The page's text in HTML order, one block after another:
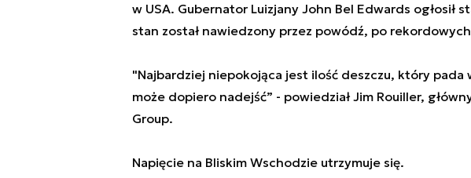
w USA. Gubernator Luizjany John Bel Edwards ogłosił
stan został nawiedzony przez powódź, po
"Najbardziej niepokojąca jest ilość deszczu, który pada
może dopiero nadejść” - powiedział Jim Rouiller,
Group.
Napięcie na Bliskim Wschodzie utrzymuje się.